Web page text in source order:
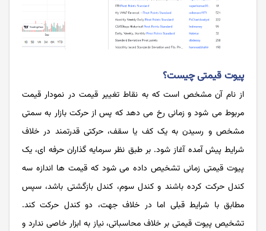
پیوت قیمتی چیست؟
از نام آن مشخص است که به نقاط تغییر قیمت در نمودار قیمت
مربوط می ‌شود و زمانی رخ می ‌دهد که پس از حرکت بازار به سمتی
مشخص و رسیدن به یک کف یا سقف، حرکتی قدرتمند در خلاف
شرایط پیش آمده آغاز شود. بر طبق نظر سرمایه ‌گذاران حرفه ‌ای، یک
پیوت قیمتی زمانی تشخیص داده می ‌شود که قیمت‌ ها اندازه سه
کندل حرکت کرده باشند و کندل سوم، کندل بازگشتی باشد، سپس
مطابق با شرایط قبلی اما در خلاف جهت، دو کندل حرکت کند.
تشخیص پیوت قیمتی بر خلاف محاسباتی، نیاز به ابزار خاصی ندارد و